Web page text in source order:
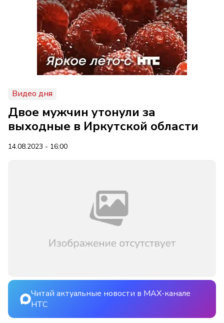
Видео дня
Двое мужчин утонули за
выходные в Иркутской области
14.08.2023 - 16:00
Читай актуальные новости в MAX-канале
НТС